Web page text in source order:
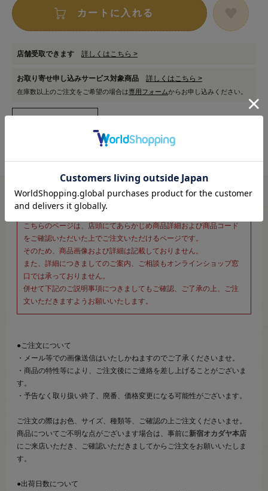
カートに入れる
店舗受取できます 詳しくはこちら >
お取り寄せ申し込みサービス対象商品 詳しくはこちら >
在庫数以上のご注文をご希望の場合は専用フォームからお申し込みください。
※新宿オカダヤ本店お取り扱い商品のご注文専用ページです※
こちらのページは、店頭にてあらかじめ商品詳細および商品コード
をご確認いただいた上でご注文いただけるページです。
そのため、商品画像および詳細は記載しておりません。
また、詳細につきましてのご案内、ご相談もオンラインショップ窓
口では承っておりません。
併せて下記のご説明事項につきましてもご確認、ご了承の上、ご注
文いただきますようお願いいたします。
●ご注文について
・メール等での画像送信はいたしかねますのでご了承くださいませ。
・商品の特性等により、ご注文後にご連絡を差し上げることがございま
す。
・予告なく取り扱い終了、廃番、価格変更になる可能性がございます。
ご注文の際はお色、サイズ、種類等、ご確認の上ご注文くださいませ。
商品についてご不明な点がございます場合は、事前に新宿オカダヤ本店
にご来店いただき、ご確認いただきましてからご注文をお願いいたしま
す。
●出荷日数について